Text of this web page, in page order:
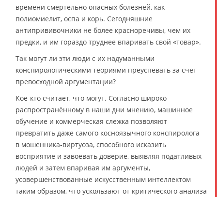
времени смертельно опасных болезней, как
полиомиелит, оспа и корь. Сегодняшние
антипрививочники не более красноречивы, чем их
предки, и им гораздо труднее впаривать свой «товар».
Так могут ли эти люди с их надуманными
конспирологическими теориями преуспевать за счёт
превосходной аргументации?
Кое-кто считает, что могут. Согласно широко
распространённому в наши дни мнению, машинное
обучение и коммерческая слежка позволяют
превратить даже самого косноязычного конспиролога
в мошенника-виртуоза, способного исказить
восприятие и завоевать доверие, выявляя податливых
людей и затем впаривая им аргументы,
усовершенствованные искусственным интеллектом
таким образом, что ускользают от критического анализа